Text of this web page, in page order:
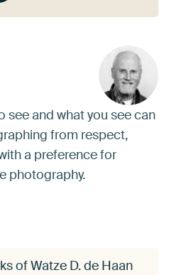
see and what you see can
from respect,
a preference for
photography.
of Watze D. de Haan